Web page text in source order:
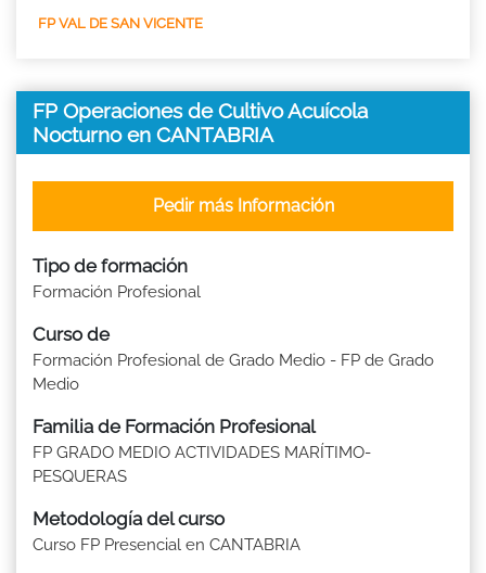
FP VAL DE SAN VICENTE
FP Operaciones de Cultivo Acuícola
Nocturno en CANTABRIA
Tipo de formación
Formación Profesional
Curso de
Formación Profesional de Grado Medio - FP de Grado
Medio
Familia de Formación Profesional
FP GRADO MEDIO ACTIVIDADES MARÍTIMO-
PESQUERAS
Metodología del curso
Curso FP Presencial en CANTABRIA
Pedir más Información